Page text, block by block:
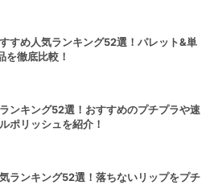
すめ人気ランキング52選！パレット&単
を徹底比較！
ンキング52選！おすすめのプチプラや速
ポリッシュを紹介！
ランキング52選！落ちないリップをプチ